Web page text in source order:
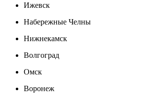
Ижевск
Набережные Челны
Нижнекамск
Волгоград
Омск
Воронеж